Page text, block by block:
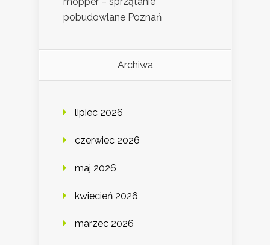
pobudowlane Poznań
Archiwa
lipiec 2026
czerwiec 2026
maj 2026
kwiecień 2026
marzec 2026